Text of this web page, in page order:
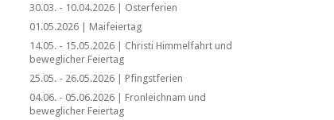
30.03. - 10.04.2026 | Osterferien
01.05.2026 | Maifeiertag
14.05. - 15.05.2026 | Christi Himmelfahrt und
beweglicher Feiertag
25.05. - 26.05.2026 | Pfingstferien
04.06. - 05.06.2026 | Fronleichnam und
beweglicher Feiertag